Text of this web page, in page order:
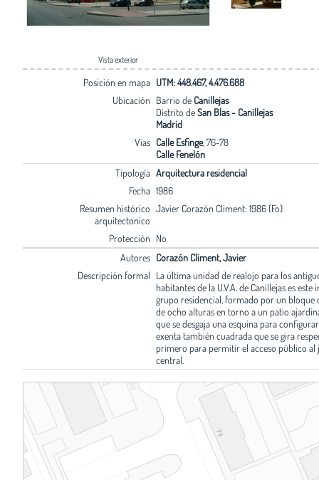
Vista exterior
Posición en mapa UTM: 448.467, 4.476.688
Ubicación Barrio de Canillejas
Distrito deSan Blas - Canillejas
Madrid
Vías Calle Esfinge, 76-78
Calle Fenelón
Tipología Arquitectura residencial
Fecha 1986
Resumen histórico
arquitectonico
Javier Corazón Climent: 1986 (Fo)
Protección No
Autores Corazón Climent, Javier
Descripción formal La última unidad de realojo para los
habitantes de la U.V.A. de Canillejas es este
grupo residencial, formado por un bloque
de ocho alturas en torno a un patio
que se desgaja una esquina para
exenta también cuadrada que se gira
primero para permitir el acceso público al
central.